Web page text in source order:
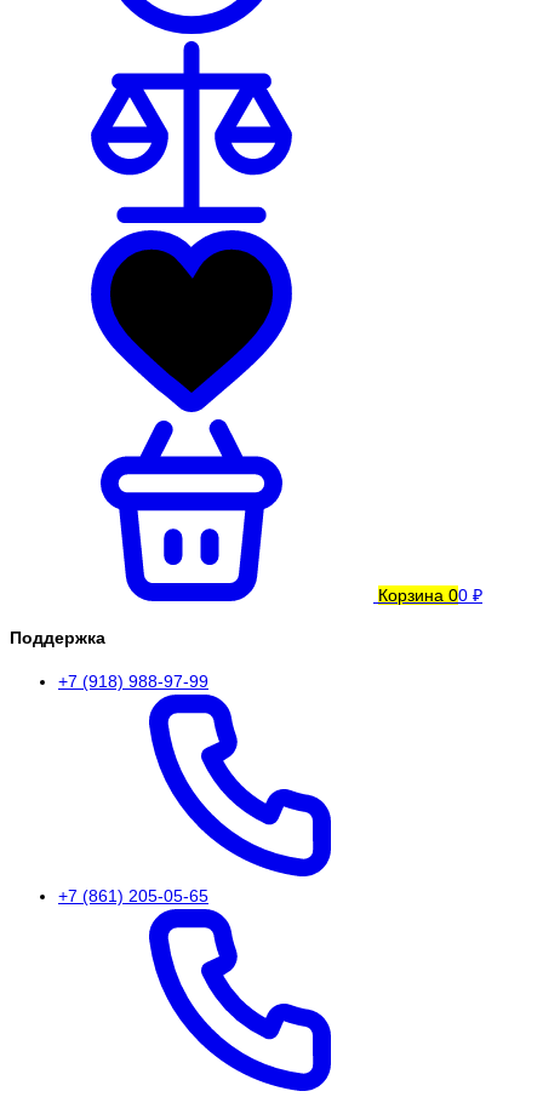
Корзина 00 ₽
Поддержка
+7 (918) 988-97-99
+7 (861) 205-05-65